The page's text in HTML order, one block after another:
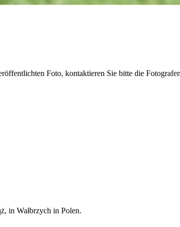
Foto, kontaktieren Sie bitte die
in Wałbrzych in Polen.